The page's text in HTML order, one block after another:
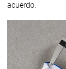
acuerdo.